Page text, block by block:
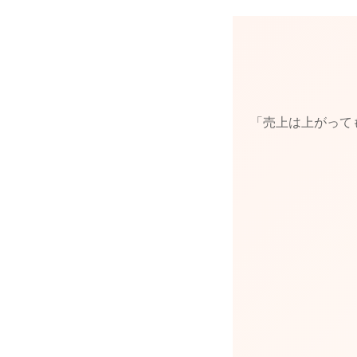
「売上は上がっ